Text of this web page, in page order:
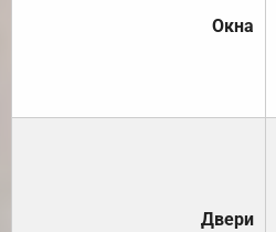
Окна
Двери